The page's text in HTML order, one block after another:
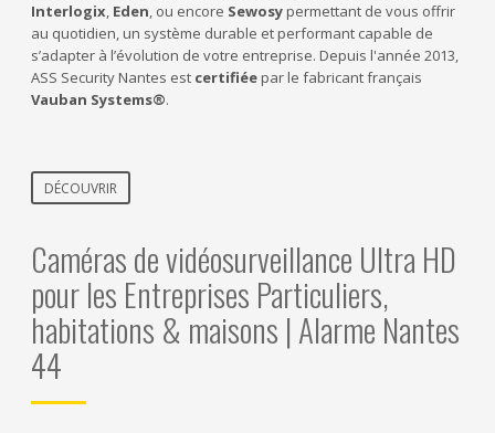
Interlogix, Eden, ou encore Sewosypermettant de vous offrir
au quotidien, un système durable et performant capable de
s’adapter à l’évolution de votre entreprise. Depuis l'année 2013,
ASS Security Nantes est certifiéepar le fabricant français
Vauban Systems®.
DÉCOUVRIR
Caméras de vidéosurveillance Ultra HD
pour les Entreprises Particuliers,
habitations & maisons | Alarme Nantes
44